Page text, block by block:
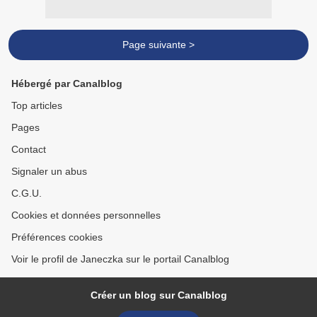
Page suivante >
Hébergé par Canalblog
Top articles
Pages
Contact
Signaler un abus
C.G.U.
Cookies et données personnelles
Préférences cookies
Voir le profil de Janeczka sur le portail Canalblog
Créer un blog sur Canalblog